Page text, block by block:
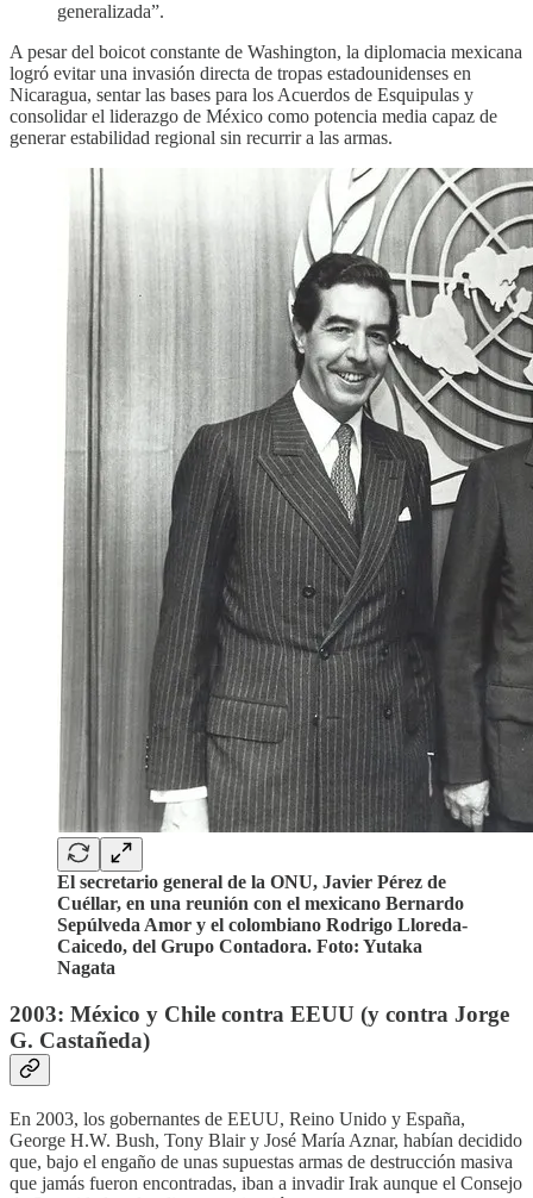
generalizada”.
A pesar del boicot constante de Washington, la diplomacia mexicana
logró evitar una invasión directa de tropas estadounidenses en
Nicaragua, sentar las bases para los Acuerdos de Esquipulas y
consolidar el liderazgo de México como potencia media capaz de
generar estabilidad regional sin recurrir a las armas.
El secretario general de la ONU, Javier Pérez de
Cuéllar, en una reunión con el mexicano Bernardo
Sepúlveda Amor y el colombiano Rodrigo Lloreda-
Caicedo, del Grupo Contadora. Foto: Yutaka
Nagata
2003: México y Chile contra EEUU (y contra Jorge
G. Castañeda)
En 2003, los gobernantes de EEUU, Reino Unido y España,
George H.W. Bush, Tony Blair y José María Aznar, habían decidido
que, bajo el engaño de unas supuestas armas de destrucción masiva
que jamás fueron encontradas, iban a invadir Irak aunque el Consejo